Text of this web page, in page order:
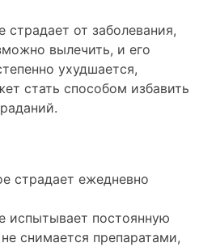
страдает от заболевания,
вылечить, и его
ухудшается,
стать способом избавить
страдает ежедневно
испытывает постоянную
снимается препаратами,